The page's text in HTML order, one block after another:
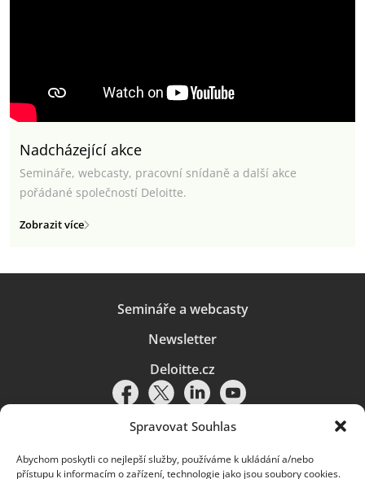
Spravovat Souhlas
Abychom poskytli co nejlepší služby, používáme k ukládání a/nebo
přístupu k informacím o zařízení, technologie jako jsou soubory cookies.
Nadcházející akce
Semináře, webcasty, pracovní snídaně a další akce
pořádané společností Deloitte.
Zobrazit více
Semináře a webcasty
Newsletter
Deloitte.cz
Pravidla používání|Ochrana osobních údajů|Soubory cookies |